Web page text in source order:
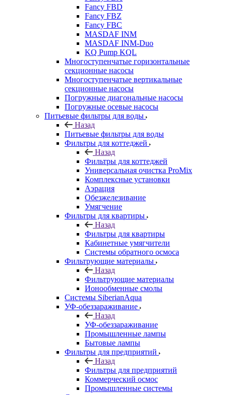
Fancy FBD
Fancy FBZ
Fancy FBC
MASDAF INM
MASDAF INM-Duo
KQ Pump KQL
Многоступенчатые горизонтальные
секционные насосы
Многоступенчатые вертикальные
секционные насосы
Погружные диагональные насосы
Погружные осевые насосы
Питьевые фильтры для воды
Назад
Питьевые фильтры для воды
Фильтры для коттеджей
Назад
Фильтры для коттеджей
Универсальная очистка ProMix
Комплексные установки
Аэрация
Обезжелезивание
Умягчение
Фильтры для квартиры
Назад
Фильтры для квартиры
Кабинетные умягчители
Системы обратного осмоса
Фильтрующие материалы
Назад
Фильтрующие материалы
Ионообменные смолы
Системы SiberianAqua
УФ-обеззараживание
Назад
УФ-обеззараживание
Промышленные лампы
Бытовые лампы
Фильтры для предприятий
Назад
Фильтры для предприятий
Коммерческий осмос
Промышленные системы